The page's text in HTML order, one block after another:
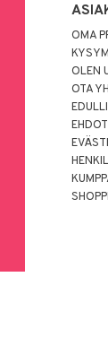
OMA
OLEN
OTA